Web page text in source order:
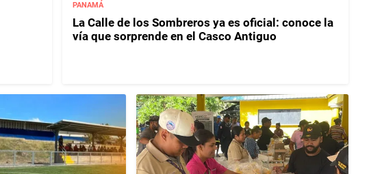
PANAMÁ
La Calle de los Sombreros ya es oficial: conoce la
vía que sorprende en el Casco Antiguo